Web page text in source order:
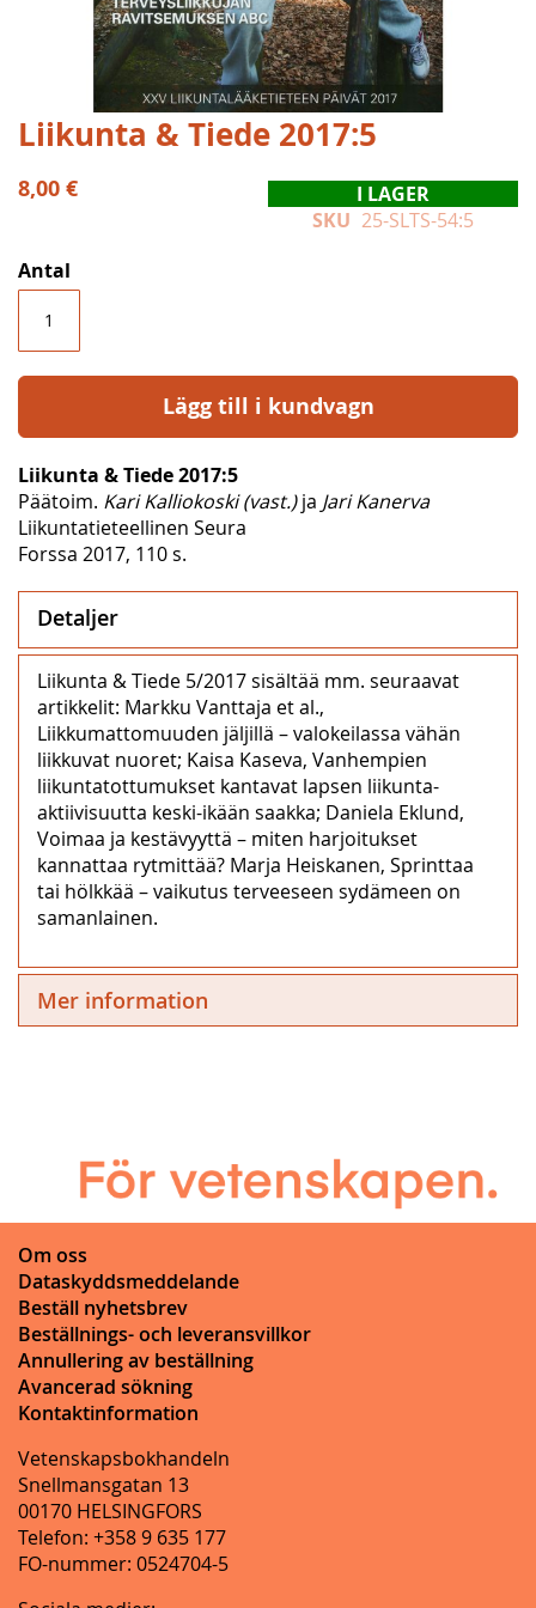
Hoppa
till
början
av
Liikunta & Tiede 2017:5
8,00 €
I LAGER
SKU 25-SLTS-54:5
Antal
Lägg till i kundvagn
Liikunta & Tiede 2017:5
Päätoim. Kari Kalliokoski (vast.)ja Jari Kanerva
Liikuntatieteellinen Seura
Forssa 2017, 110 s.
Detaljer
Liikunta & Tiede 5/2017 sisältää mm. seuraavat
artikkelit: Markku Vanttaja et al.,
Liikkumattomuuden jäljillä – valokeilassa vähän
liikkuvat nuoret; Kaisa Kaseva, Vanhempien
liikuntatottumukset kantavat lapsen liikunta-
aktiivisuutta keski-ikään saakka; Daniela Eklund,
Voimaa ja kestävyyttä – miten harjoitukset
kannattaa rytmittää? Marja Heiskanen, Sprinttaa
tai hölkkää – vaikutus terveeseen sydämeen on
samanlainen.
Mer information
Om oss
Dataskyddsmeddelande
Beställ nyhetsbrev
Beställnings- och leveransvillkor
Annullering av beställning
Avancerad sökning
Kontaktinformation
Vetenskapsbokhandeln
Snellmansgatan 13
00170 HELSINGFORS
Telefon: +358 9 635 177
FO-nummer: 0524704-5